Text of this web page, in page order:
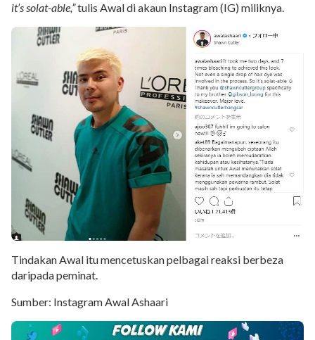
it’s solat-able,”tulis Awal di akaun Instagram (IG) miliknya.
Tindakan Awal itu mencetuskan pelbagai reaksi berbeza
daripada peminat.
Sumber: Instagram Awal Ashaari